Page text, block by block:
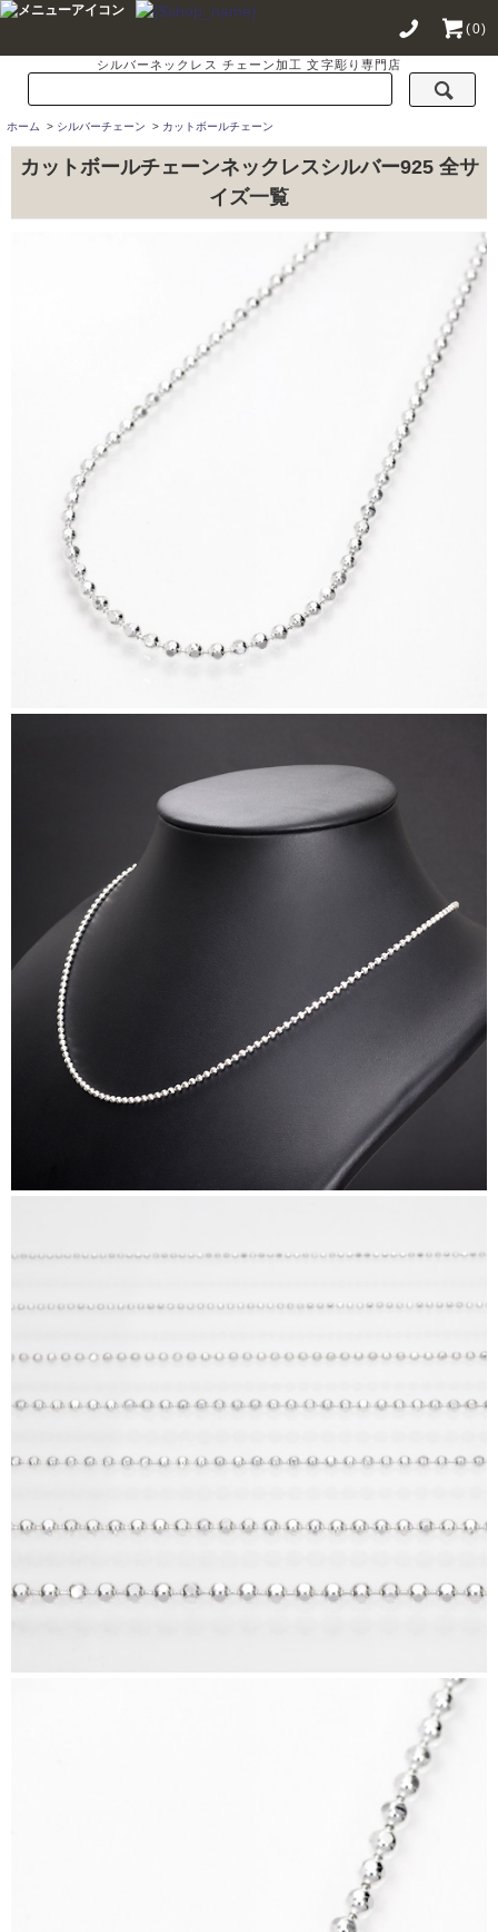
(0)
シルバーネックレス チェーン加工 文字彫り専門店
ホーム > シルバーチェーン > カットボールチェーン
カットボールチェーンネックレスシルバー925 全サ
イズ一覧